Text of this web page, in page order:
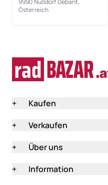
9990 Nußdorf Debant,
Österreich
+
Kaufen
+
Verkaufen
+
Über uns
+
Information